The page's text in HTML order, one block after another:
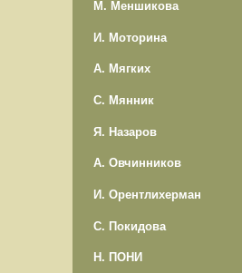
М. Меншикова
И. Моторина
А. Мягких
С. Мянник
Я. Назаров
А. Овчинников
И. Орентлихерман
С. Покидова
Н. ПОНИ